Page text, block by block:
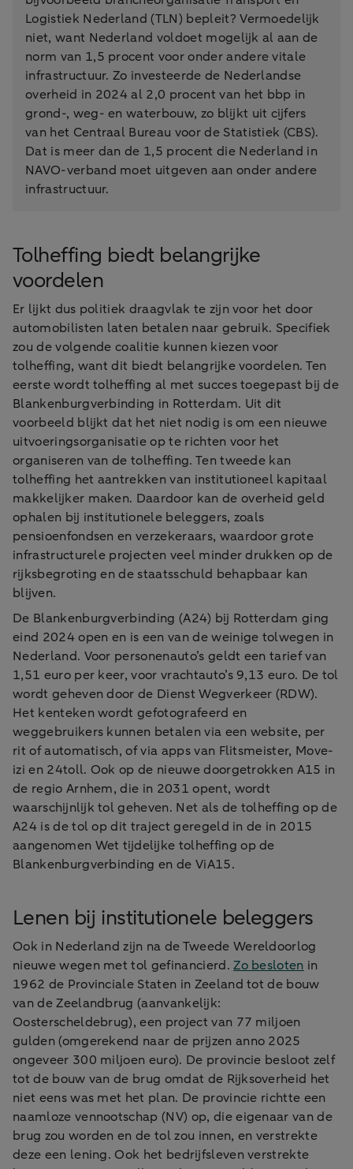
Logistiek Nederland (TLN) bepleit? Vermoedelijk
niet, want Nederland voldoet mogelijk al aan de
norm van 1,5 procent voor onder andere vitale
infrastructuur. Zo investeerde de Nederlandse
overheid in 2024 al 2,0 procent van het bbp in
grond-, weg- en waterbouw, zo blijkt uit cijfers
van het Centraal Bureau voor de Statistiek (CBS).
Dat is meer dan de 1,5 procent die Nederland in
NAVO-verband moet uitgeven aan onder andere
infrastructuur.
Tolheffing biedt belangrijke
voordelen
Er lijkt dus politiek draagvlak te zijn voor het door
automobilisten laten betalen naar gebruik. Specifiek
zou de volgende coalitie kunnen kiezen voor
tolheffing, want dit biedt belangrijke voordelen. Ten
eerste wordt tolheffing al met succes toegepast bij de
Blankenburgverbinding in Rotterdam. Uit dit
voorbeeld blijkt dat het niet nodig is om een nieuwe
uitvoeringsorganisatie op te richten voor het
organiseren van de tolheffing. Ten tweede kan
tolheffing het aantrekken van institutioneel kapitaal
makkelijker maken. Daardoor kan de overheid geld
ophalen bij institutionele beleggers, zoals
pensioenfondsen en verzekeraars, waardoor grote
infrastructurele projecten veel minder drukken op de
rijksbegroting en de staatsschuld behapbaar kan
blijven.
De Blankenburgverbinding (A24) bij Rotterdam ging
eind 2024 open en is een van de weinige tolwegen in
Nederland. Voor personenauto’s geldt een tarief van
1,51 euro per keer, voor vrachtauto’s 9,13 euro. De tol
wordt geheven door de Dienst Wegverkeer (RDW).
Het kenteken wordt gefotografeerd en
weggebruikers kunnen betalen via een website, per
rit of automatisch, of via apps van Flitsmeister, Move-
izi en 24toll. Ook op de nieuwe doorgetrokken A15 in
de regio Arnhem, die in 2031 opent, wordt
waarschijnlijk tol geheven. Net als de tolheffing op de
A24 is de tol op dit traject geregeld in de in 2015
aangenomen Wet tijdelijke tolheffing op de
Blankenburgverbinding en de ViA15.
Lenen bij institutionele beleggers
Ook in Nederland zijn na de Tweede Wereldoorlog
nieuwe wegen met tol gefinancierd.Zo besloten in
1962 de Provinciale Staten in Zeeland tot de bouw
van de Zeelandbrug (aanvankelijk:
Oosterscheldebrug), een project van 77 miljoen
gulden (omgerekend naar de prijzen anno 2025
ongeveer 300 miljoen euro). De provincie besloot zelf
tot de bouw van de brug omdat de Rijksoverheid het
niet eens was met het plan. De provincie richtte een
naamloze vennootschap (NV) op, die eigenaar van de
brug zou worden en de tol zou innen, en verstrekte
deze een lening. Ook het bedrijfsleven verstrekte